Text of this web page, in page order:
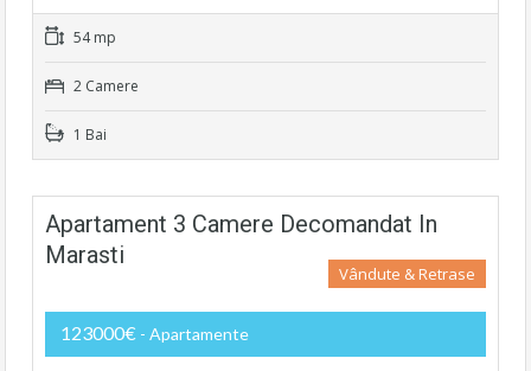
54 mp
2 Camere
1 Bai
Apartament 3 Camere Decomandat In
Marasti
Vândute & Retrase
123000€ - Apartamente